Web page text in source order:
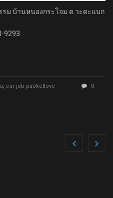
ม บ้านหนองกระโจม ต.วะตะแบก
9293
, csr-job-packetlove
0